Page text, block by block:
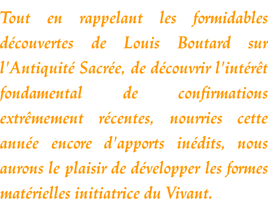
Tout en rappelant les formidables
découvertes de Louis Boutard sur
l'Antiquité Sacrée, de découvrir l'intérêt
fondamental de confirmations
extrêmement récentes, nourries cette
année encore d'apports inédits, nous
aurons le plaisir de développer les formes
matérielles initiatrice du Vivant.